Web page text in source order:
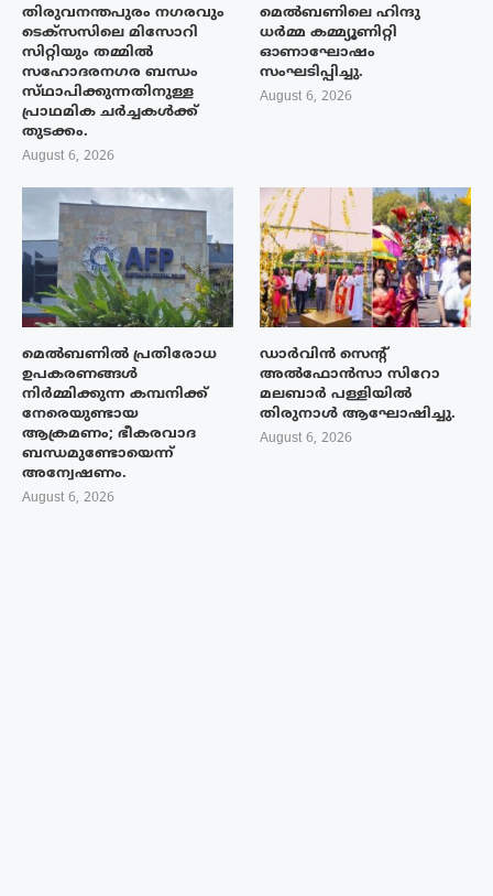
തിരുവനന്തപുരം നഗരവും
ടെക്‌സസിലെ മിസോറി
സിറ്റിയും തമ്മിൽ
സഹോദരനഗര ബന്ധം
സ്‌ഥാപിക്കുന്നതിനുള്ള
പ്രാഥമിക ചർച്ചകൾക്ക്
തുടക്കം.
August 6, 2026
മെൽബണിലെ ഹിന്ദു
ധർമ്മ കമ്മ്യൂണിറ്റി
ഓണാഘോഷം
സംഘടിപ്പിച്ചു.
August 6, 2026
മെൽബണിൽ പ്രതിരോധ
ഉപകരണങ്ങൾ
നിർമ്മിക്കുന്ന കമ്പനിക്ക്
നേരെയുണ്ടായ
ആക്രമണം; ഭീകരവാദ
ബന്ധമുണ്ടോയെന്ന്
അന്വേഷണം.
August 6, 2026
ഡാർവിൻ സെന്റ്
അൽഫോൻസാ സിറോ
മലബാർ പള്ളിയിൽ
തിരുനാൾ ആഘോഷിച്ചു.
August 6, 2026